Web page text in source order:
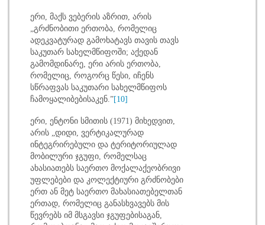
ერი, მაქს ვებერის აზრით, არის
„გრძნობითი ერთობა, რომელიც
ადეკვატურად გამოხატავს თავის თავს
საკუთარ სახელმწიფოში; აქედან
გამომდინარე, ერი არის ერთობა,
რომელიც, როგორც წესი, იჩენს
სწრაფვას საკუთარი სახელმწიფოს
ჩამოყალიბებისაკენ.”[10]
ერი, ენტონი სმითის (1971) მიხედვით,
არის „დიდი, ვერტიკალურად
ინტეგრირებული და ტერიტორიულად
მობილური ჯგუფი, რომელსაც
ახასიათებს საერთო მოქალაქეობრივი
უფლებები და კოლექტიური გრძნობები
ერთ ან მეტ საერთო მახასიათებელთან
ერთად, რომელიც განასხვავებს მის
წევრებს იმ მსგავსი ჯგუფებისაგან,